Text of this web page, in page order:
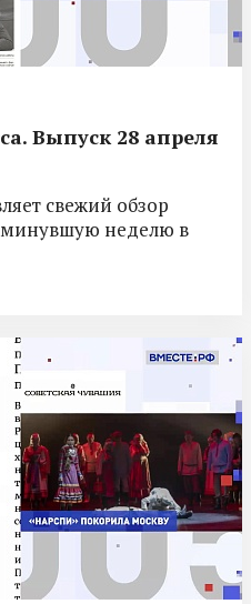
Выпуск 28 апреля
свежий обзор
неделю в